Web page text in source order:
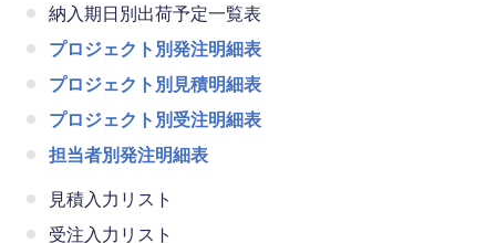
納入期日別出荷予定一覧表
プロジェクト別発注明細表
プロジェクト別見積明細表
プロジェクト別受注明細表
担当者別発注明細表
見積入力リスト
受注入力リスト